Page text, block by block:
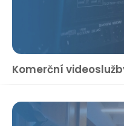
Komerční